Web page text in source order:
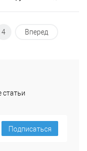
4 Вперед
статьи
Подписаться